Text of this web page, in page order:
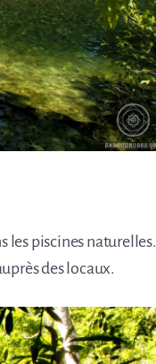
les piscines naturelles.
des locaux.